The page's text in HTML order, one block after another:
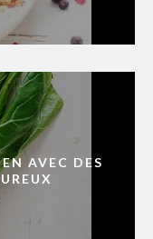
AVEC DES